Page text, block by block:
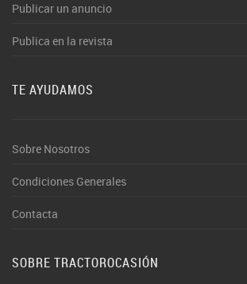
Publicar un anuncio
Publica en la revista
TE AYUDAMOS
Sobre Nosotros
Condiciones Generales
Contacta
SOBRE TRACTOROCASIÓN